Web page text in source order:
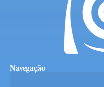
Navegação